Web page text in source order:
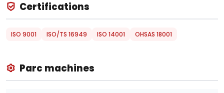
Certifications
ISO 9001 ISO/TS 16949 ISO 14001 OHSAS 18001
Parc machines